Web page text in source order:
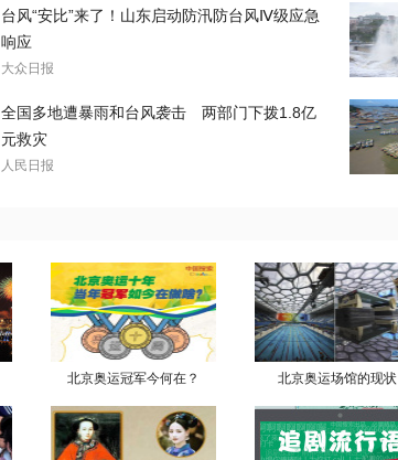
台风“安比”来了！山东启动防汛防台风Ⅳ级应急
响应
大众日报
全国多地遭暴雨和台风袭击 两部门下拨1.8亿
元救灾
人民日报
北京奥运冠军今何在？ 北京奥运场馆的现状